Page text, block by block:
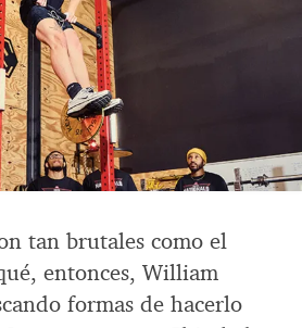
tan brutales como el
entonces, William
formas de hacerlo